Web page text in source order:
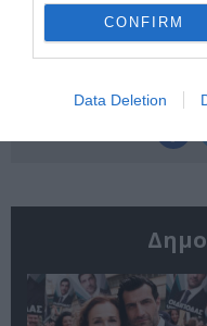
CONFIRM
Data Deletion